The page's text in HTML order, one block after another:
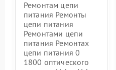
Ремонтам цепи
питания Ремонты
цепи питания
Ремонтами цепи
питания Ремонтах
цепи питания 0
1800 оптического